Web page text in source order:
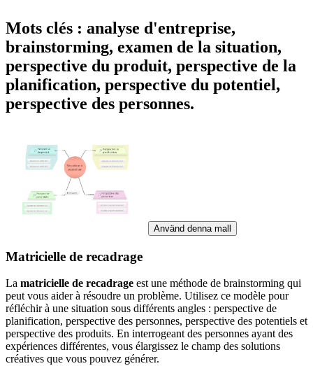
Mots clés : analyse d'entreprise,
brainstorming, examen de la situation,
perspective du produit, perspective de la
planification, perspective du potentiel,
perspective des personnes.
Använd denna mall
Matricielle de recadrage
La matricielle de recadrage est une méthode de brainstorming qui
peut vous aider à résoudre un problème. Utilisez ce modèle pour
réfléchir à une situation sous différents angles : perspective de
planification, perspective des personnes, perspective des potentiels et
perspective des produits. En interrogeant des personnes ayant des
expériences différentes, vous élargissez le champ des solutions
créatives que vous pouvez générer.